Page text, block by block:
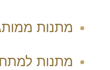
מתנות
מתנות